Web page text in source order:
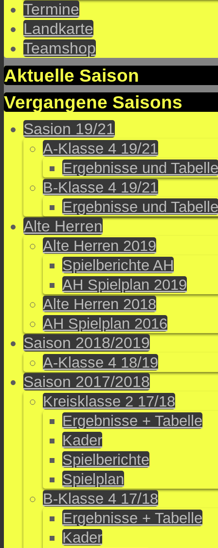
Termine
Landkarte
Teamshop
Aktuelle Saison
Vergangene Saisons
Sasion 19/21
A-Klasse 4 19/21
Ergebnisse und Tabelle
B-Klasse 4 19/21
Ergebnisse und Tabelle
Alte Herren
Alte Herren 2019
Spielberichte AH
AH Spielplan 2019
Alte Herren 2018
AH Spielplan 2016
Saison 2018/2019
A-Klasse 4 18/19
Saison 2017/2018
Kreisklasse 2 17/18
Ergebnisse + Tabelle
Kader
Spielberichte
Spielplan
B-Klasse 4 17/18
Ergebnisse + Tabelle
Kader